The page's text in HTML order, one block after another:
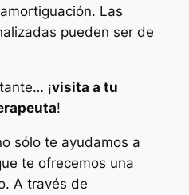
Las
pueden ser de
¡visita a tu
!
sólo te ayudamos a
te ofrecemos una
A través de